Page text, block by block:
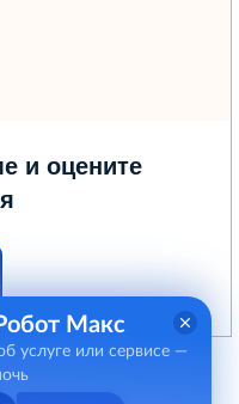
и оцените
Макс
услуге или сервисе —